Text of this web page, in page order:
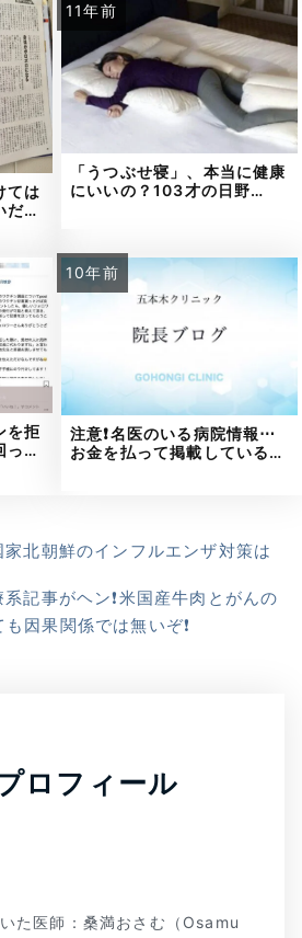
ては
だ…
11年前
「うつぶせ寝」、本当に健康
にいいの？103才の日野…
を拒
っ…
10年前
注意❗名医のいる病院情報⋯
お金を払って掲載している…
家北朝鮮のインフルエンザ対策は
記事がヘン❗米国産牛肉とがんの
因果関係では無いぞ❗
ロフィール
た医師：桑満おさむ（Osamu